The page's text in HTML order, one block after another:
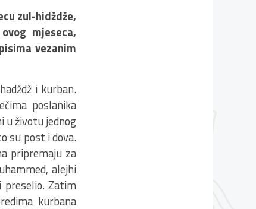
zul-hidždže,
mjeseca,
vezanim
i kurban.
poslanika
u životu jednog
su post i dova.
pripremaju za
alejhi
preselio. Zatim
kurbana